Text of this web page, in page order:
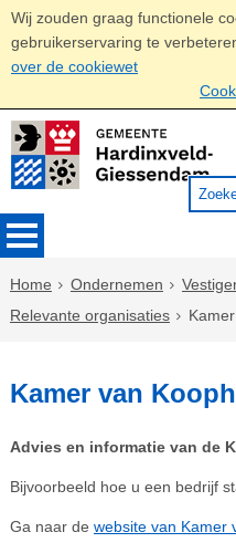
Wij zouden graag functionele
gebruikerservaring te
over de cookiewet
Home Ondernemen
Relevante organisaties
Kamer van
Advies en informatie van de
Bijvoorbeeld hoe u een bedrijf
Ga naar de website van Kamer